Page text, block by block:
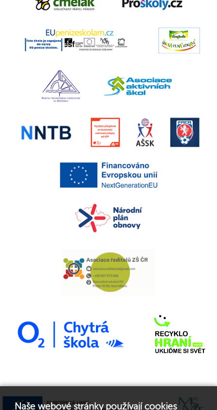
Naše webové stránky používají cookies